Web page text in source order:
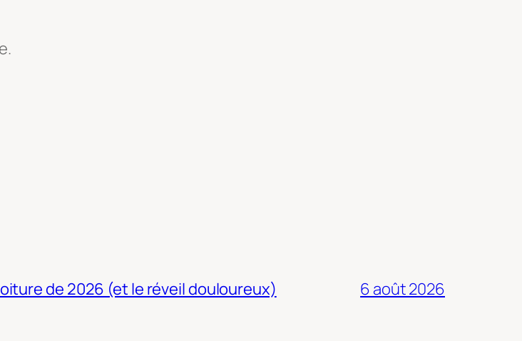
de 2026 (et le réveil douloureux) 6 août 2026